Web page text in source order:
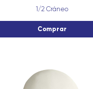
1/2 Cráneo
Comprar